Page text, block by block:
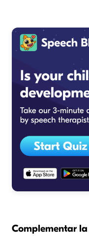
Complementar